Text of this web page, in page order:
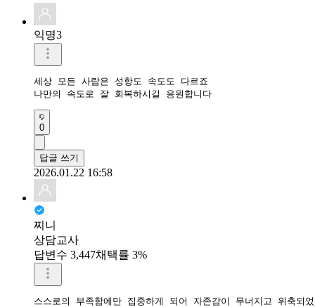
익명3
세상 모든 사람은 성항도 속도도 다르죠
나만의 속도로 잘 회복하시길 응원합니다
0
답글 쓰기
2026.01.22 16:58
찌니
상담교사
답변수 3,447채택률 3%
스스로의 부족함에만 집중하게 되어 자존감이 무너지고 위축